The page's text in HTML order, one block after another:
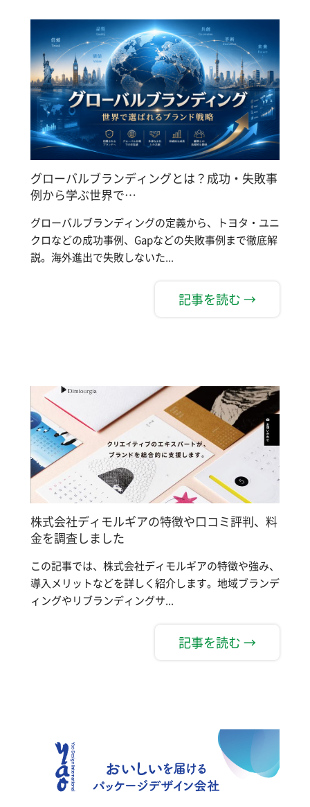
グローバルブランディングとは？成功・失敗事
例から学ぶ世界で…
グローバルブランディングの定義から、トヨタ・ユニ
クロなどの成功事例、Gapなどの失敗事例まで徹底解
説。海外進出で失敗しないた...
記事を読む →
株式会社ディモルギアの特徴や口コミ評判、料
金を調査しました
この記事では、株式会社ディモルギアの特徴や強み、
導入メリットなどを詳しく紹介します。地域ブランデ
ィングやリブランディングサ...
記事を読む →